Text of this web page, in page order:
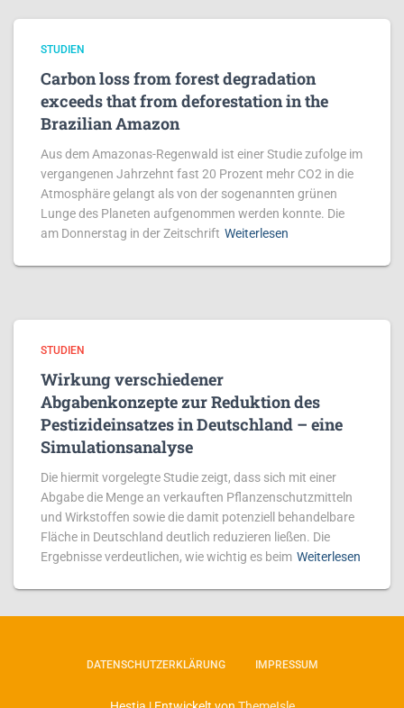
STUDIEN
Carbon loss from forest degradation
exceeds that from deforestation in the
Brazilian Amazon
Aus dem Amazonas-Regenwald ist einer Studie zufolge im
vergangenen Jahrzehnt fast 20 Prozent mehr CO2 in die
Atmosphäre gelangt als von der sogenannten grünen
Lunge des Planeten aufgenommen werden konnte. Die
am Donnerstag in der Zeitschrift Weiterlesen
STUDIEN
Wirkung verschiedener
Abgabenkonzepte zur Reduktion des
Pestizideinsatzes in Deutschland – eine
Simulationsanalyse
Die hiermit vorgelegte Studie zeigt, dass sich mit einer
Abgabe die Menge an verkauften Pflanzenschutzmitteln
und Wirkstoffen sowie die damit potenziell behandelbare
Fläche in Deutschland deutlich reduzieren ließen. Die
Ergebnisse verdeutlichen, wie wichtig es beim Weiterlesen
DATENSCHUTZERKLÄRUNG IMPRESSUM